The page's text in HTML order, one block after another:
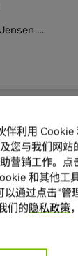
…
活动
伴利用 Cookie
您与我们网站
营销工作。点
和其他工
以通过点击“管
们的隐私政策